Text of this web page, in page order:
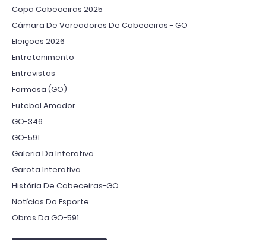
Copa Cabeceiras 2025
Câmara De Vereadores De Cabeceiras - GO
Eleições 2026
Entretenimento
Entrevistas
Formosa (GO)
Futebol Amador
GO-346
GO-591
Galeria Da Interativa
Garota Interativa
História De Cabeceiras-GO
Notícias Do Esporte
Obras Da GO-591